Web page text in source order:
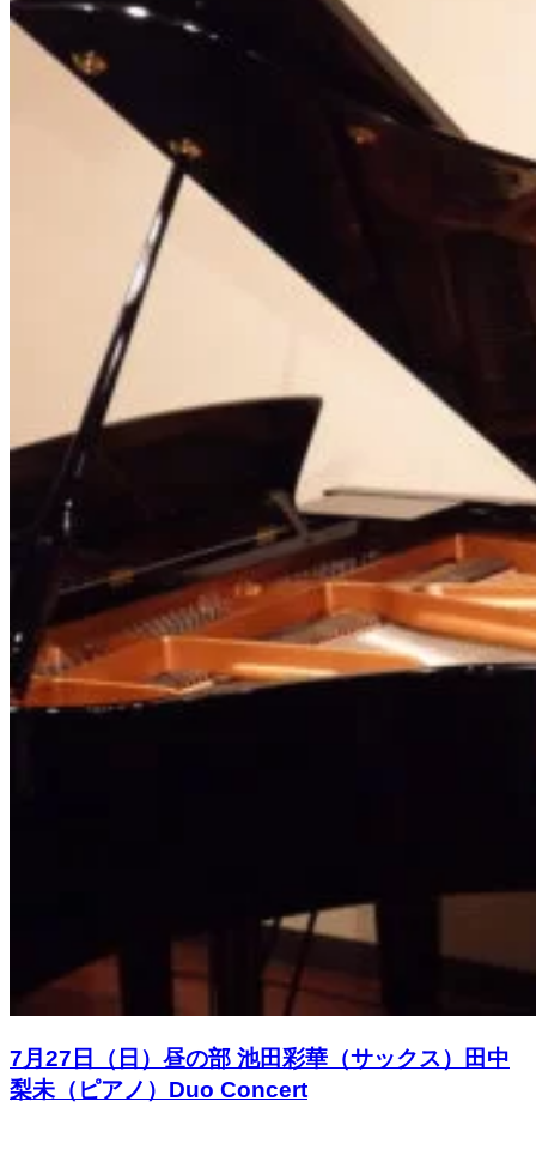
7月27日（日）昼の部 池田彩華（サックス）田中
梨未（ピアノ）Duo Concert